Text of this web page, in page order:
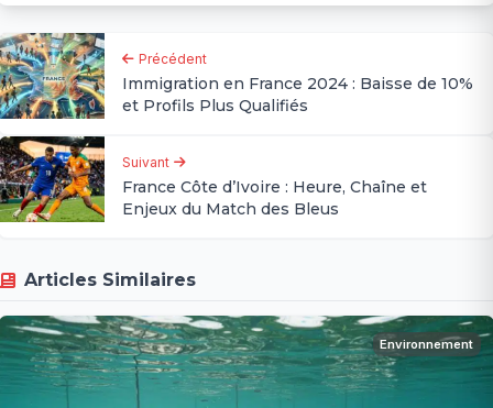
Précédent
Immigration en France 2024 : Baisse de 10%
et Profils Plus Qualifiés
Suivant
France Côte d’Ivoire : Heure, Chaîne et
Enjeux du Match des Bleus
Articles Similaires
Environnement